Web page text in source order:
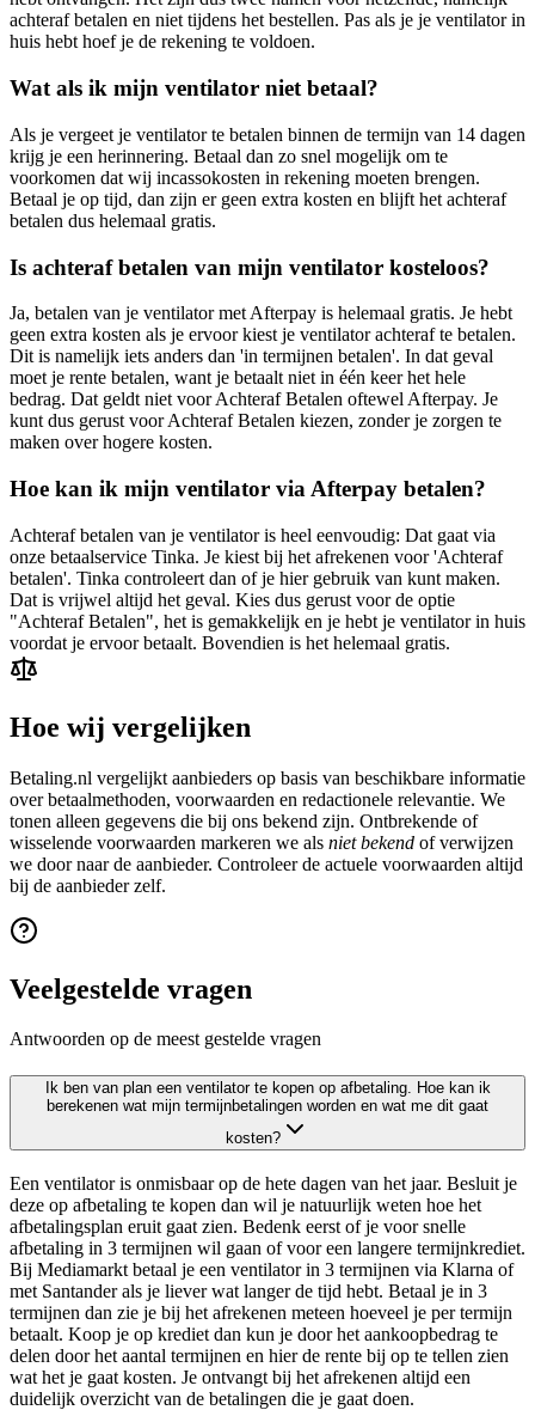
achteraf betalen en niet tijdens het bestellen. Pas als je je ventilator in
huis hebt hoef je de rekening te voldoen.
Wat als ik mijn ventilator niet betaal?
Als je vergeet je ventilator te betalen binnen de termijn van 14 dagen
krijg je een herinnering. Betaal dan zo snel mogelijk om te
voorkomen dat wij incassokosten in rekening moeten brengen.
Betaal je op tijd, dan zijn er geen extra kosten en blijft het achteraf
betalen dus helemaal gratis.
Is achteraf betalen van mijn ventilator kosteloos?
Ja, betalen van je ventilator met Afterpay is helemaal gratis. Je hebt
geen extra kosten als je ervoor kiest je ventilator achteraf te betalen.
Dit is namelijk iets anders dan 'in termijnen betalen'. In dat geval
moet je rente betalen, want je betaalt niet in één keer het hele
bedrag. Dat geldt niet voor Achteraf Betalen oftewel Afterpay. Je
kunt dus gerust voor Achteraf Betalen kiezen, zonder je zorgen te
maken over hogere kosten.
Hoe kan ik mijn ventilator via Afterpay betalen?
Achteraf betalen van je ventilator is heel eenvoudig: Dat gaat via
onze betaalservice Tinka. Je kiest bij het afrekenen voor 'Achteraf
betalen'. Tinka controleert dan of je hier gebruik van kunt maken.
Dat is vrijwel altijd het geval. Kies dus gerust voor de optie
"Achteraf Betalen", het is gemakkelijk en je hebt je ventilator in huis
voordat je ervoor betaalt. Bovendien is het helemaal gratis.
Hoe wij vergelijken
Betaling.nl vergelijkt aanbieders op basis van beschikbare informatie
over betaalmethoden, voorwaarden en redactionele relevantie. We
tonen alleen gegevens die bij ons bekend zijn. Ontbrekende of
wisselende voorwaarden markeren we als niet bekend of verwijzen
we door naar de aanbieder. Controleer de actuele voorwaarden altijd
bij de aanbieder zelf.
Veelgestelde vragen
Antwoorden op de meest gestelde vragen
Ik ben van plan een ventilator te kopen op afbetaling. Hoe kan ik
berekenen wat mijn termijnbetalingen worden en wat me dit gaat
kosten?
Een ventilator is onmisbaar op de hete dagen van het jaar. Besluit je
deze op afbetaling te kopen dan wil je natuurlijk weten hoe het
afbetalingsplan eruit gaat zien. Bedenk eerst of je voor snelle
afbetaling in 3 termijnen wil gaan of voor een langere termijnkrediet.
Bij Mediamarkt betaal je een ventilator in 3 termijnen via Klarna of
met Santander als je liever wat langer de tijd hebt. Betaal je in 3
termijnen dan zie je bij het afrekenen meteen hoeveel je per termijn
betaalt. Koop je op krediet dan kun je door het aankoopbedrag te
delen door het aantal termijnen en hier de rente bij op te tellen zien
wat het je gaat kosten. Je ontvangt bij het afrekenen altijd een
duidelijk overzicht van de betalingen die je gaat doen.